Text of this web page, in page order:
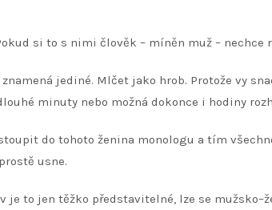
si to s nimi člověk – míněn muž – nechce
jediné. Mlčet jako hrob. Protože vy
minuty nebo možná dokonce i hodiny
do tohoto ženina monologu a tím
usne.
je to jen těžko představitelné, lze se